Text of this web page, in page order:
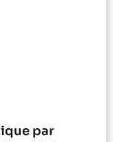
par